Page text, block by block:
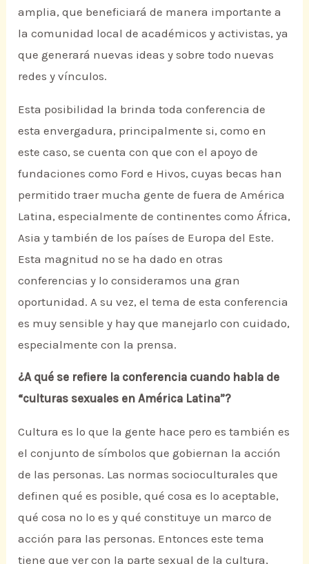
amplia, que beneficiará de manera importante a
la comunidad local de académicos y activistas, ya
que generará nuevas ideas y sobre todo nuevas
redes y vínculos.
Esta posibilidad la brinda toda conferencia de
esta envergadura, principalmente si, como en
este caso, se cuenta con que con el apoyo de
fundaciones como Ford e Hivos, cuyas becas han
permitido traer mucha gente de fuera de América
Latina, especialmente de continentes como África,
Asia y también de los países de Europa del Este.
Esta magnitud no se ha dado en otras
conferencias y lo consideramos una gran
oportunidad. A su vez, el tema de esta conferencia
es muy sensible y hay que manejarlo con cuidado,
especialmente con la prensa.
¿A qué se refiere la conferencia cuando habla de
“culturas sexuales en América Latina”?
Cultura es lo que la gente hace pero es también es
el conjunto de símbolos que gobiernan la acción
de las personas. Las normas socioculturales que
definen qué es posible, qué cosa es lo aceptable,
qué cosa no lo es y qué constituye un marco de
acción para las personas. Entonces este tema
tiene que ver con la parte sexual de la cultura,